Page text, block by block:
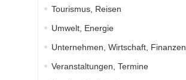
Tourismus, Reisen
Umwelt, Energie
Unternehmen, Wirtschaft, Finanzen
Veranstaltungen, Termine